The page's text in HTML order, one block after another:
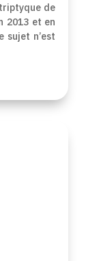
de
2013 et en
sujet n’est